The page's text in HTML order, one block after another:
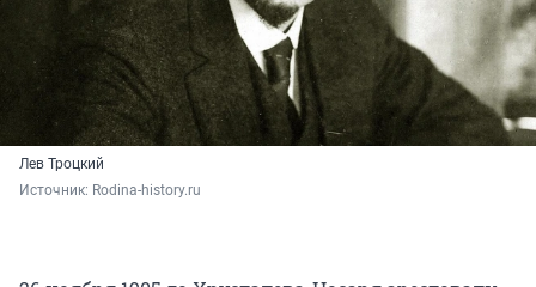
Лев Троцкий
Источник: Rodina-history.ru